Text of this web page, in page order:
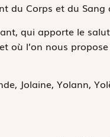
du Corps et du Sang
qui apporte le
où l’on nous
Jolaine, Yolann,